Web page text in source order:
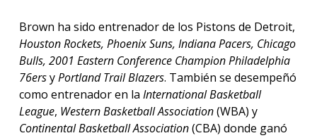
Brown ha sido entrenador de los Pistons de Detroit,
Houston Rockets, Phoenix Suns, Indiana Pacers, Chicago
Bulls, 2001 Eastern Conference Champion Philadelphia
76ersyPortland Trail Blazers. También se desempeñó
como entrenador en la International Basketball
League, Western Basketball Association(WBA) y
Continental Basketball Association(CBA) donde ganó